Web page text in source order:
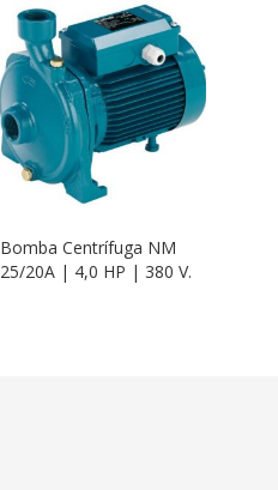
Bomba Centrífuga NM
25/20A | 4,0 HP | 380 V.